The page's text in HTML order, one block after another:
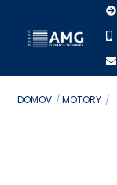
content
DOMOV MOTORY